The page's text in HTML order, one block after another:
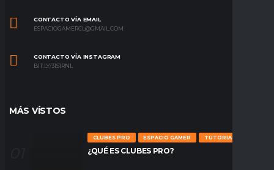
CONTACTO VÍA EMAIL
ESPACIOGAMERCL@GMAIL.COM
CONTACTO VÍA INSTAGRAM
BIT.LY/31S1RNL
MÁS VÍSTOS
CLUBES PRO ESPACIO GAMER TUTORIALES
¿QUÉ ES CLUBES PRO?